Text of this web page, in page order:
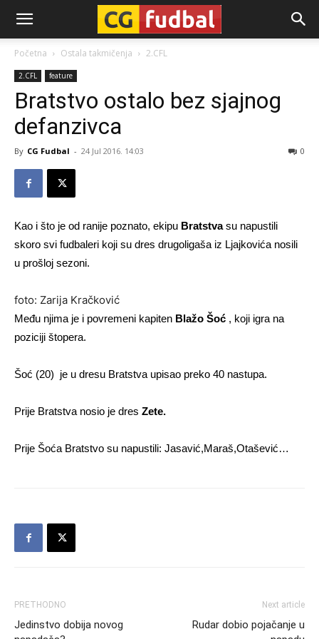
CG-
Fudbal
Početna Ostala takmičenja 2.CFL
2.CFL feature
Bratstvo ostalo bez sjajnog
defanzivca
By CG Fudbal - 24 Jul 2016. 14:03 0
Kao i što je od ranije poznato, ekipu Bratstvasu napustili
skoro svi fudbaleri koji su dres drugoligaša iz Ljajkovića nosili
u prošloj sezoni.
foto: Zarija Kračković
Među njima je i povremeni kapiten Blažo Šoć , koji igra na
poziciji štopera.
Šoć (20) je u dresu Bratstva upisao preko 40 nastupa.
Prije Bratstva nosio je dres Zete.
Prije Šoća Bratstvo su napustili: Jasavić,Maraš,Otašević…
PRETHODNO
Jedinstvo dobija novog
Next article
Rudar dobio pojačanje u